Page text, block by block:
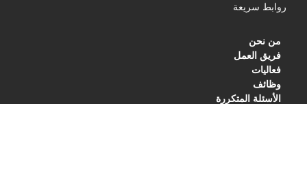
روابط سريعة
من نحن
فريق العمل
فعاليات
وظائف
الأسئلة المتكررة